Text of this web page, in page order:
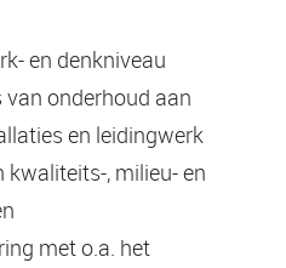
en denkniveau
onderhoud aan
en leidingwerk
kwaliteits-, milieu- en
met o.a. het